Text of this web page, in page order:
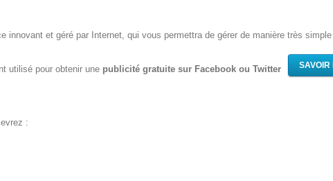
innovant et géré par Internet, qui vous permettra de gérer de manière très
utilisé pour obtenir une publicité gratuite sur Facebook ou Twitter SAVOIR
: